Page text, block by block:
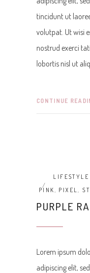
tincidunt ut
volutpat. Ut wisi
nostrud exerci
lobortis nisl ut
CONTINUE
LIFESTYLE
PINK
PIXEL
PURPLE
Lorem ipsum
adipiscing elit,